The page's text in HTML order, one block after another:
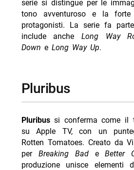
serie si distingue per le
tono avventuroso e la
protagonisti. La serie fa
include anche Long Way
Down e Long Way Up.
pluribus
Pluribussi conferma come il
su Apple TV, con un
Rotten Tomatoes. Creato da
per Breaking BadeBetter
produzione unisce elementi